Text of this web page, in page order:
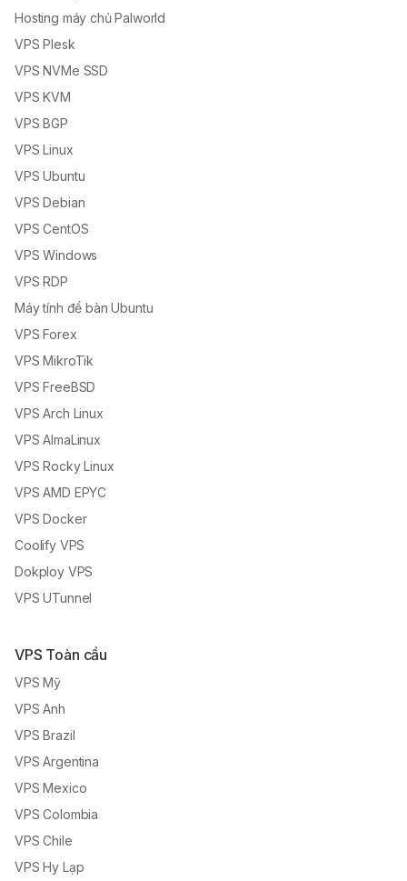
Hosting máy chủ Palworld
VPS Plesk
VPS NVMe SSD
VPS KVM
VPS BGP
VPS Linux
VPS Ubuntu
VPS Debian
VPS CentOS
VPS Windows
VPS RDP
Máy tính để bàn Ubuntu
VPS Forex
VPS MikroTik
VPS FreeBSD
VPS Arch Linux
VPS AlmaLinux
VPS Rocky Linux
VPS AMD EPYC
VPS Docker
Coolify VPS
Dokploy VPS
VPS UTunnel
VPS Toàn cầu
VPS Mỹ
VPS Anh
VPS Brazil
VPS Argentina
VPS Mexico
VPS Colombia
VPS Chile
VPS Hy Lạp